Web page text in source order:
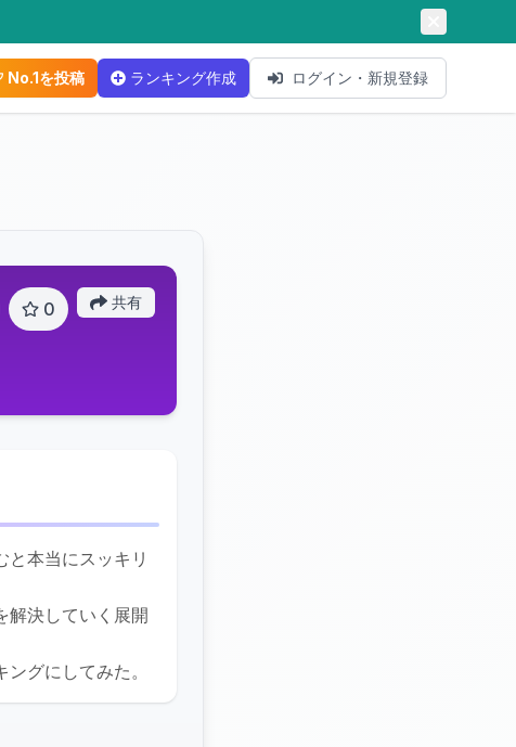
No.1を投稿 ランキング作成 ログイン・新規登録
0 共有
本当にスッキリ
解決していく展開
グにしてみた。